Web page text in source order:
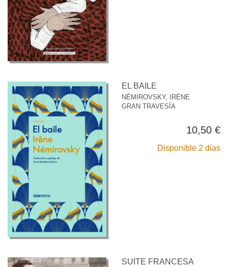
EL BAILE
NÉMIROVSKY, IRÈNE
GRAN TRAVESÍA
10,50 €
Disponible 2 días
SUITE FRANCESA